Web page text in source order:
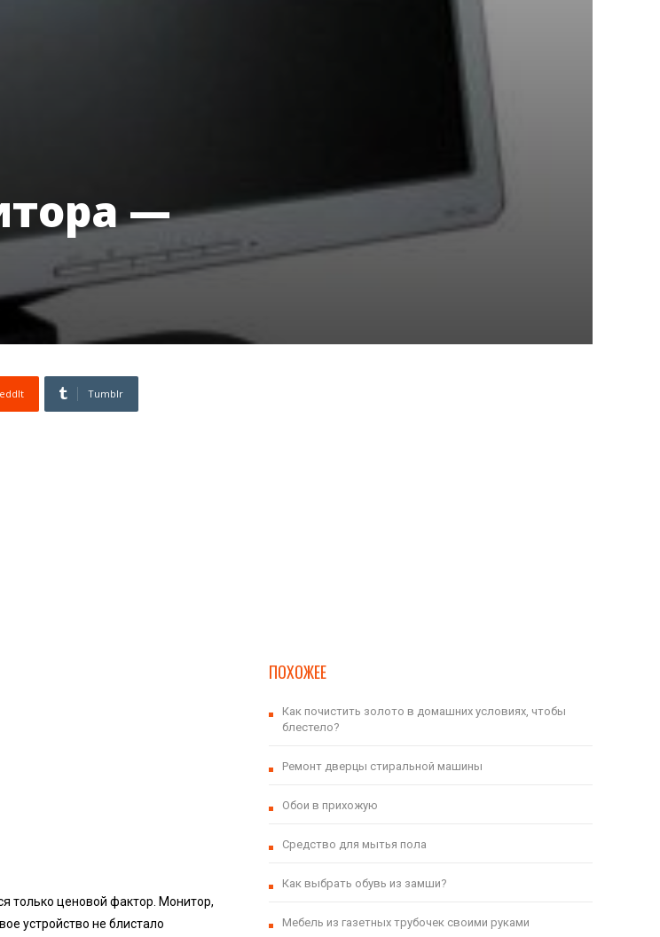
—
Tumblr
только ценовой фактор. Монитор,
устройство не блистало
ПОХОЖЕЕ
Как почистить золото в домашних условиях, чтобы
блестело?
Ремонт дверцы стиральной машины
Обои в прихожую
Cредство для мытья пола
Как выбрать обувь из замши?
Мебель из газетных трубочек своими руками